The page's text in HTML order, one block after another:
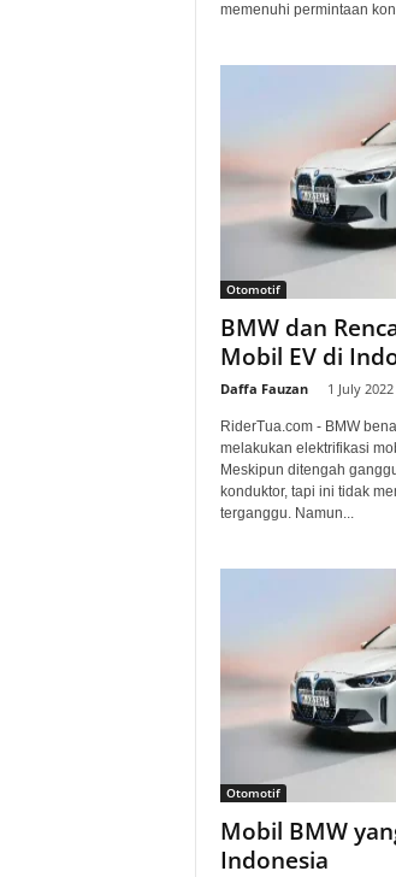
memenuhi permintaan
Otomotif
BMW dan
Mobil EV di
Daffa Fauzan 1 July 2022
RiderTua.com - BMW
melakukan elektrifikasi
Meskipun ditengah
konduktor, tapi ini tidak
terganggu. Namun...
Otomotif
Mobil BMW
Indonesia